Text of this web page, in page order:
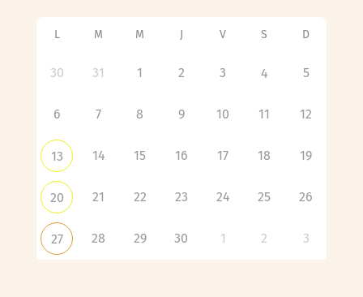
L M M J V S D
30 31 1 2 3 4 5
6 7 8 9 10 11 12
13 14 15 16 17 18 19
20 21 22 23 24 25 26
27 28 29 30 1 2 3